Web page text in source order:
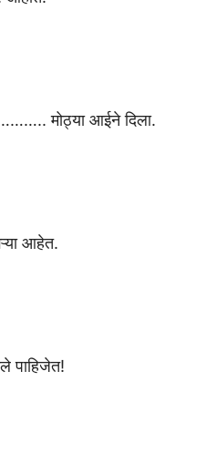
मोठ्या आईने दिला.
आहेत.
पाहिजेत!